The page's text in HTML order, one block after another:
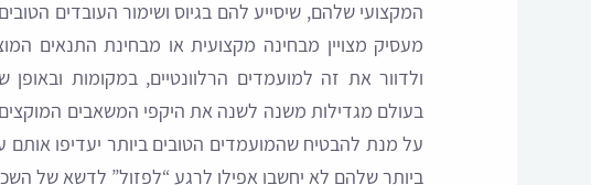
המקצועי שלהם, שיסייע להם בגיוס ושימור העובדים
מעסיק מצויין מבחינה מקצועית או מבחינת התנאים
ולדוור את זה למועמדים הרלוונטיים, במקומות
בעולם מגדילות משנה לשנה את היקפי המשאבים
על מנת להבטיח שהמועמדים הטובים ביותר יעדיפו
ביותר שלהם לא יחשבו אפילו לרגע “לפזול” לדשא של